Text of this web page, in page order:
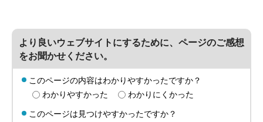
より良いウェブサイトにするために、ページのご感想
をお聞かせください。
このページの内容はわかりやすかったですか？
わかりやすかった
わかりにくかった
このページは見つけやすかったですか？